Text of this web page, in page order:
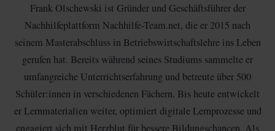
Frank Olschewski ist Gründer und Geschäftsführer der
Nachhilfeplattform Nachhilfe-Team.net, die er 2015 nach
seinem Masterabschluss in Betriebswirtschaftslehre ins Leben
gerufen hat. Bereits während seines Studiums sammelte er
umfangreiche Unterrichtserfahrung und betreute über 500
Schüler:innen in verschiedenen Fächern. Bis heute entwickelt
er Lernmaterialien weiter, optimiert digitale Lernprozesse und
engagiert sich mit Herzblut für bessere Bildungschancen. Als